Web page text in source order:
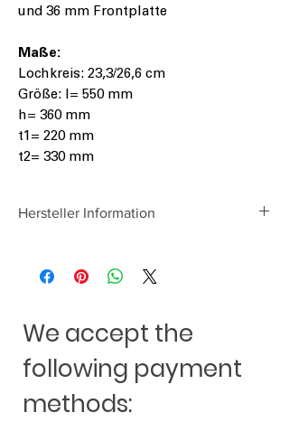
und 36 mm Frontplatte
Maße:
Lochkreis: 23,3/26,6 cm
Größe: l= 550 mm
h= 360 mm
t1= 220 mm
t2= 330 mm
Hersteller Information
Falltorstraße 6
We accept the
following payment
methods: